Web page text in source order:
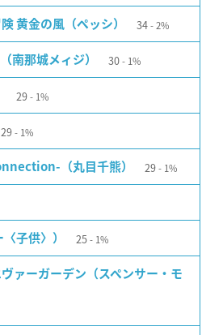
黄金の風（ペッシ） 34 2%
南那城メィジ） 30 1%
29 1%
29 1%
（丸目千熊） 29 1%
子供〉） 25 1%
ァーガーデン（スペンサー・モ